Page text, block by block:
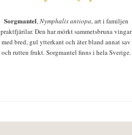
Sorgmantel,Nymphalis antiopa, art i familjen
praktfjärilar. Den har mörkt sammetsbruna vingar
med bred, gul ytterkant och äter bland annat sav
och rutten frukt. Sorgmantel finns i hela Sverige.